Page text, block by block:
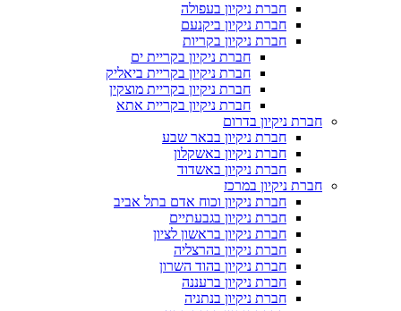
חברת ניקיון בעפולה
חברת ניקיון ביקנעם
חברת ניקיון בקריות
חברת ניקיון בקריית ים
חברת ניקיון בקריית ביאליק
חברת ניקיון בקריית מוצקין
חברת ניקיון בקריית אתא
חברת ניקיון בדרום
חברת ניקיון בבאר שבע
חברת ניקיון באשקלון
חברת ניקיון באשדוד
חברת ניקיון במרכז
חברת ניקיון וכוח אדם בתל אביב
חברת ניקיון בגבעתיים
חברת ניקיון בראשון לציון
חברת ניקיון בהרצליה
חברת ניקיון בהוד השרון
חברת ניקיון ברעננה
חברת ניקיון בנתניה